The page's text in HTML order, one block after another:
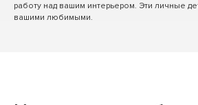
работу над вашим интерьером. Эти личные
вашими любимыми.